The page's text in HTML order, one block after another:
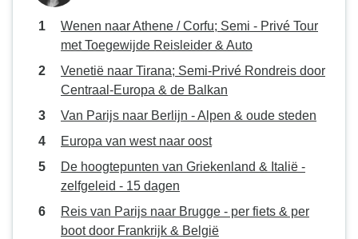
Wenen naar Athene / Corfu; Semi - Privé Tour
met Toegewijde Reisleider & Auto
Venetië naar Tirana; Semi-Privé Rondreis door
Centraal-Europa & de Balkan
Van Parijs naar Berlijn - Alpen & oude steden
Europa van west naar oost
De hoogtepunten van Griekenland & Italië -
zelfgeleid - 15 dagen
Reis van Parijs naar Brugge - per fiets & per
boot door Frankrijk & België